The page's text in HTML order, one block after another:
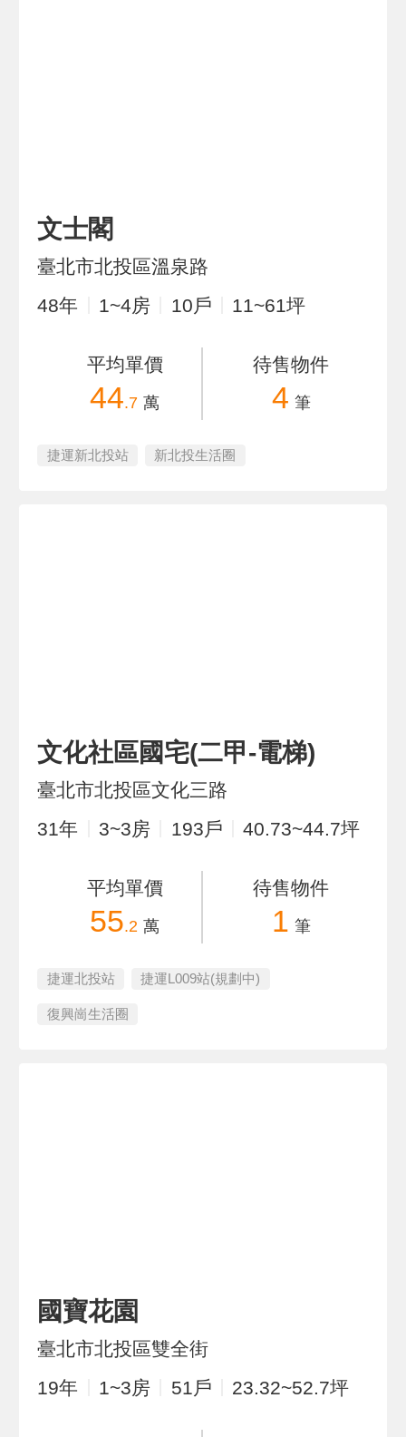
文士閣
臺北市北投區溫泉路
48年 1~4房 10戶 11~61坪
平均單價
44.7 萬
待售物件
4 筆
捷運新北投站 新北投生活圈
文化社區國宅(二甲-電梯)
臺北市北投區文化三路
31年 3~3房 193戶 40.73~44.7坪
平均單價
55.2 萬
待售物件
1 筆
捷運北投站 捷運L009站(規劃中)
復興崗生活圈
國寶花園
臺北市北投區雙全街
19年 1~3房 51戶 23.32~52.7坪